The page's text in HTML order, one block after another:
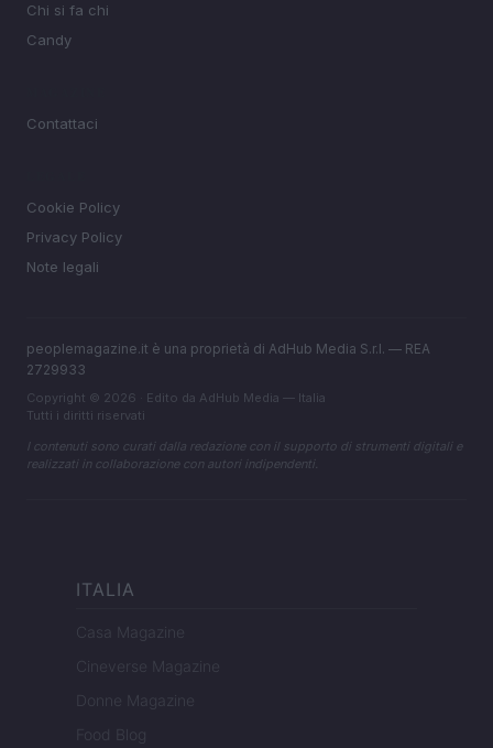
Chi si fa chi
Candy
Contattaci
Cookie Policy
Privacy Policy
Note legali
peoplemagazine.it è una proprietà di AdHub Media S.r.l. — REA
2729933
Copyright © 2026 · Edito da AdHub Media — Italia
Tutti i diritti riservati
I contenuti sono curati dalla redazione con il supporto di strumenti digitali e
realizzati in collaborazione con autori indipendenti.
ITALIA
Casa Magazine
Cineverse Magazine
Donne Magazine
Food Blog